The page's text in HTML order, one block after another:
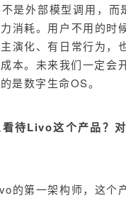
是外部模型调用，而
消耗。用户不用的时
演化、有日常行为，
本。未来我们一定会
是数字生命OS。
待Livo这个产品？
的第一架构师，这个